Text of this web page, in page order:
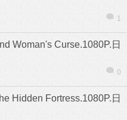
1
Woman's Curse.1080P.日
0
Hidden Fortress.1080P.日